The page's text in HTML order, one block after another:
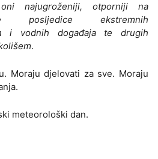
najugroženiji, otporniji na
posljedice ekstremnih
i vodnih događaja te drugih
.
Moraju djelovati za sve. Moraju
meteorološki dan.